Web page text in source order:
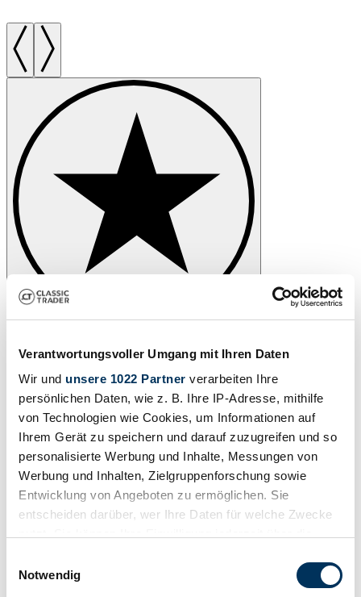
Verantwortungsvoller Umgang mit Ihren Daten
Wir und unsere 1022 Partner verarbeiten Ihre
persönlichen Daten, wie z. B. Ihre IP-Adresse, mithilfe
von Technologien wie Cookies, um Informationen auf
Ihrem Gerät zu speichern und darauf zuzugreifen und so
personalisierte Werbung und Inhalte, Messungen von
Werbung und Inhalten, Zielgruppenforschung sowie
Entwicklung von Angeboten zu ermöglichen. Sie
entscheiden darüber, wer Ihre Daten für welche Zwecke
Trigger Symbol ändern oder widerrufen
Notwendig